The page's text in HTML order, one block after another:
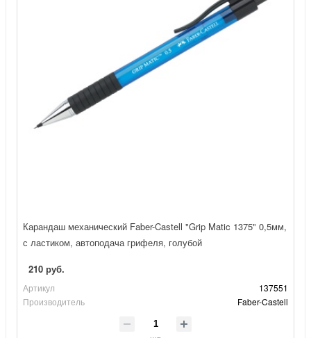
Карандаш механический Faber-Castell "Grip Matic 1375" 0,5мм,
с ластиком, автоподача грифеля, голубой
210 руб.
Артикул
137551
Производитель
Faber-Castell